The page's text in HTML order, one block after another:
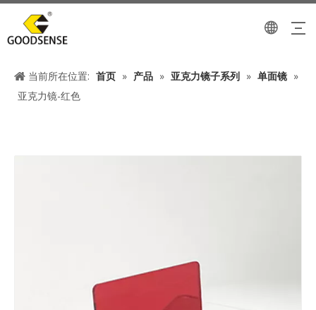
当前所在位置: 首页 » 产品 » 亚克力镜子系列 » 单面镜 »
亚克力镜-红色